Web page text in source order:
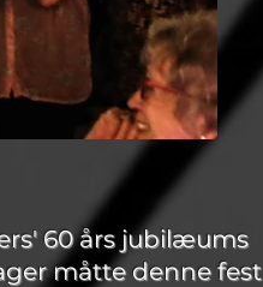
60 års jubilæums
måtte denne fest